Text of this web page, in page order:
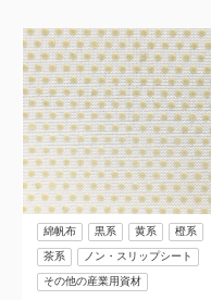
綿帆布 黒系 黄系 橙系
茶系 ノン・スリップシート
その他の産業用資材